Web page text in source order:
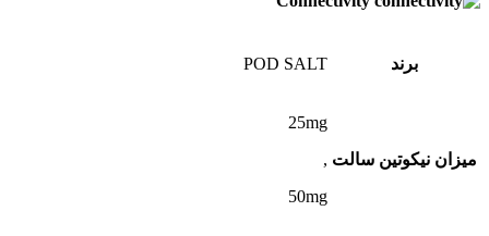
برند POD SALT
میزان نیکوتین سالت
25mg
,
50mg